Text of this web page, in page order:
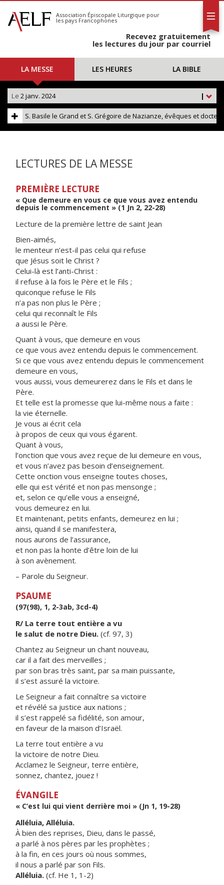
S'abonner
Calendrier
Association Épiscopale Liturgique pour
les pays Francophones
Recevez gratuitement
les lectures du jour par courriel
LA MESSE LES HEURES LA BIBLE
|
Le 2 janv. 2024
S. Basile le Grand et S. Grégoire de Nazianze, évêques et
LECTURES DE LA MESSE
PREMIÈRE LECTURE
« Que demeure en vous ce que vous avez entendu
depuis le commencement » (1 Jn 2, 22-28)
Lecture de la première lettre de saint Jean
Bien-aimés,
le menteur n’est-il pas celui qui refuse
que Jésus soit le Christ ?
Celui-là est l’anti-Christ :
il refuse à la fois le Père et le Fils ;
quiconque refuse le Fils
n’a pas non plus le Père ;
celui qui reconnaît le Fils
a aussi le Père.
Quant à vous, que demeure en vous
ce que vous avez entendu depuis le commencement.
Si ce que vous avez entendu depuis le commencement
demeure en vous,
vous aussi, vous demeurerez dans le Fils et dans le
Père.
Et telle est la promesse que lui-même nous a faite :
la vie éternelle.
Je vous ai écrit cela
à propos de ceux qui vous égarent.
Quant à vous,
l’onction que vous avez reçue de lui demeure en vous,
et vous n’avez pas besoin d’enseignement.
Cette onction vous enseigne toutes choses,
elle qui est vérité et non pas mensonge ;
et, selon ce qu’elle vous a enseigné,
vous demeurez en lui.
Et maintenant, petits enfants, demeurez en lui ;
ainsi, quand il se manifestera,
nous aurons de l’assurance,
et non pas la honte d’être loin de lui
à son avènement.
– Parole du Seigneur.
PSAUME
(97(98), 1, 2-3ab, 3cd-4)
R/ La terre tout entière a vu
le salut de notre Dieu. (cf. 97, 3)
Chantez au Seigneur un chant nouveau,
car il a fait des merveilles ;
par son bras très saint, par sa main puissante,
il s’est assuré la victoire.
Le Seigneur a fait connaître sa victoire
et révélé sa justice aux nations ;
il s’est rappelé sa fidélité, son amour,
en faveur de la maison d’Israël.
La terre tout entière a vu
la victoire de notre Dieu.
Acclamez le Seigneur, terre entière,
sonnez, chantez, jouez !
ÉVANGILE
« C’est lui qui vient derrière moi » (Jn 1, 19-28)
Alléluia, Alléluia.
À bien des reprises, Dieu, dans le passé,
a parlé à nos pères par les prophètes ;
à la fin, en ces jours où nous sommes,
il nous a parlé par son Fils.
Alléluia. (cf. He 1, 1-2)